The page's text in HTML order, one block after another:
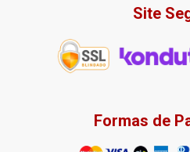
Site
Formas de